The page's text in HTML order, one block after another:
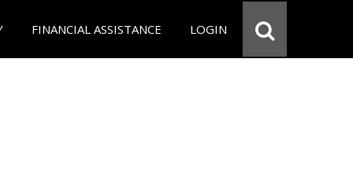
FINANCIAL ASSISTANCE LOGIN